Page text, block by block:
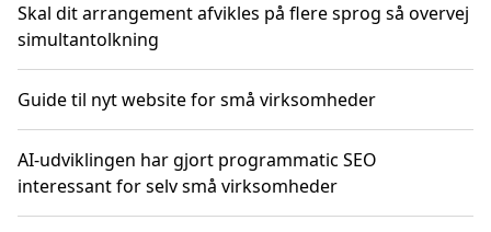
Skal dit arrangement afvikles på flere sprog så overvej
simultantolkning
Guide til nyt website for små virksomheder
AI-udviklingen har gjort programmatic SEO
interessant for selv små virksomheder